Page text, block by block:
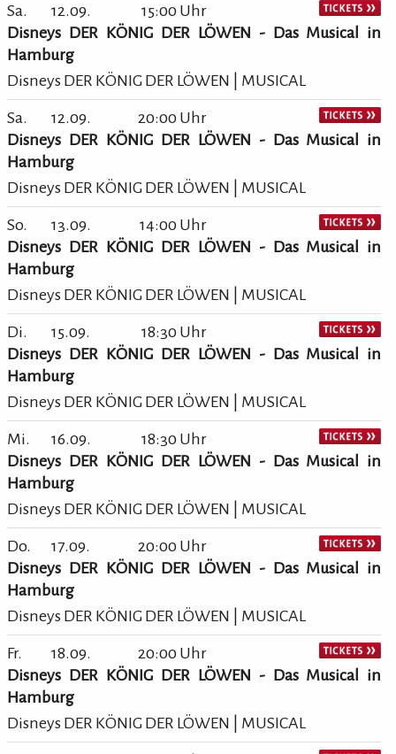
Sa. 12.09.
15:00 Uhr
Disneys DER KÖNIG DER LÖWEN - Das Musical in
Hamburg
Disneys DER KÖNIG DER LÖWEN | MUSICAL
Sa. 12.09.
20:00 Uhr
Disneys DER KÖNIG DER LÖWEN - Das Musical in
Hamburg
Disneys DER KÖNIG DER LÖWEN | MUSICAL
So. 13.09.
14:00 Uhr
Disneys DER KÖNIG DER LÖWEN - Das Musical in
Hamburg
Disneys DER KÖNIG DER LÖWEN | MUSICAL
Di. 15.09.
18:30 Uhr
Disneys DER KÖNIG DER LÖWEN - Das Musical in
Hamburg
Disneys DER KÖNIG DER LÖWEN | MUSICAL
Mi. 16.09.
18:30 Uhr
Disneys DER KÖNIG DER LÖWEN - Das Musical in
Hamburg
Disneys DER KÖNIG DER LÖWEN | MUSICAL
Do. 17.09.
20:00 Uhr
Disneys DER KÖNIG DER LÖWEN - Das Musical in
Hamburg
Disneys DER KÖNIG DER LÖWEN | MUSICAL
Fr. 18.09.
20:00 Uhr
Disneys DER KÖNIG DER LÖWEN - Das Musical in
Hamburg
Disneys DER KÖNIG DER LÖWEN | MUSICAL